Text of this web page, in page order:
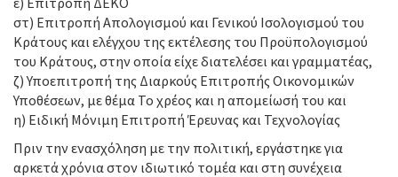
στ) Επιτροπή Απολογισμού και Γενικού Ισολογισμού του
Κράτους και ελέγχου της εκτέλεσης του Προϋπολογισμού
του Κράτους, στην οποία είχε διατελέσει και γραμματέας,
ζ) Υποεπιτροπή της Διαρκούς Επιτροπής Οικονομικών
Υποθέσεων, με θέμα Το χρέος και η απομείωσή του και
η) Ειδική Μόνιμη Επιτροπή Έρευνας και Τεχνολογίας
Πριν την ενασχόληση με την πολιτική, εργάστηκε για
αρκετά χρόνια στον ιδιωτικό τομέα και στη συνέχεια